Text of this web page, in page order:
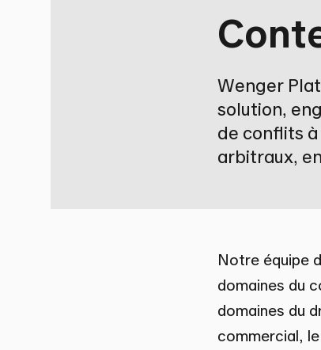
Wenger
solution,
de conflits
arbitraux,
Notre équipe
domaines du
domaines du
commercial,